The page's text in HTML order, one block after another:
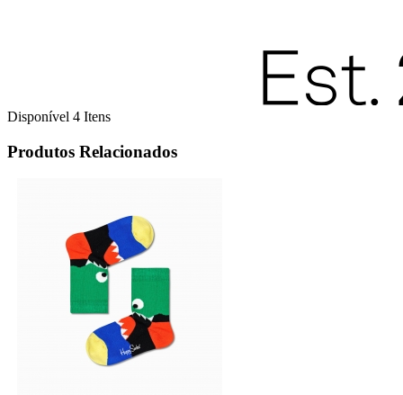
Disponível 4 Itens
Produtos Relacionados